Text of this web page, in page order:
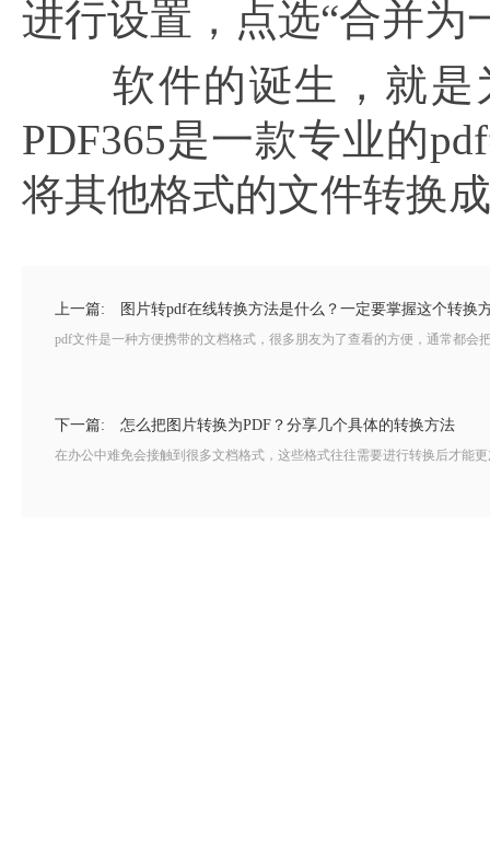
进行设置，点选“合并为
软件的诞生，就是
PDF365是一款专业的
将其他格式的文件转换
上一篇: 图片转pdf在线转换方法是什么？一定要掌握这个转换
pdf文件是一种方便携带的文档格式，很多朋友为了查看的方便，通常都
下一篇: 怎么把图片转换为PDF？分享几个具体的转换方法
在办公中难免会接触到很多文档格式，这些格式往往需要进行转换后才能